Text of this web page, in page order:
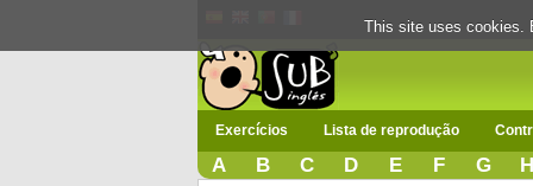
Exercícios Lista de reprodução
A B C D E F G H
This site uses cookies.